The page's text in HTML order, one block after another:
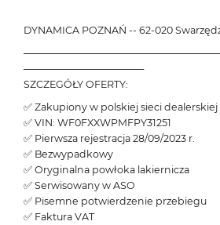
DYNAMICA POZNAŃ -- 62-020
─────────────────
SZCZEGÓŁY OFERTY:
✅ Zakupiony w polskiej sieci dealerskiej
✅ VIN: WF0FXXWPMFPY31251
✅ Pierwsza rejestracja 28/09/2023 r.
✅ Bezwypadkowy
✅ Oryginalna powłoka lakiernicza
✅ Serwisowany w ASO
✅ Pisemne potwierdzenie przebiegu
✅ Faktura VAT